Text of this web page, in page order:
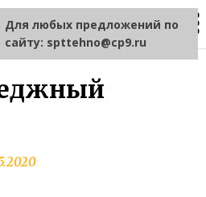
Для любых предложений по
сайту: spttehno@cp9.ru